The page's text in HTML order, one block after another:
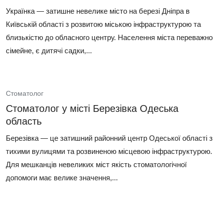
Українка — затишне невелике місто на березі Дніпра в
Київській області з розвитою міською інфраструктурою та
близькістю до обласного центру. Населення міста переважно
сімейне, є дитячі садки,...
Стоматолог
Стоматолог у місті Березівка Одеська
область
Березівка — це затишний районний центр Одеської області з
тихими вулицями та розвиненою місцевою інфраструктурою.
Для мешканців невеликих міст якість стоматологічної
допомоги має велике значення,...